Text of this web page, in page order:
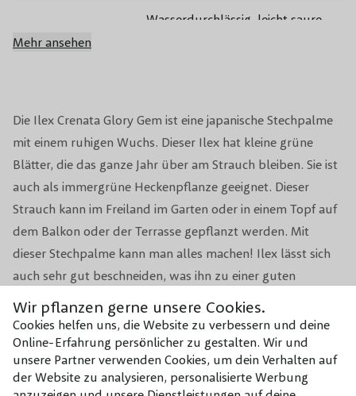
Wir pflanzen gerne unsere Cookies.
Cookies helfen uns, die Website zu verbessern und deine
Online-Erfahrung persönlicher zu gestalten. Wir und
unsere Partner verwenden Cookies, um dein Verhalten auf
der Website zu analysieren, personalisierte Werbung
Die Ilex Crenata Glory Gem ist eine japanische Stechpalme
mit einem ruhigen Wuchs. Dieser Ilex hat kleine grüne
Blätter, die das ganze Jahr über am Strauch bleiben. Sie ist
auch als immergrüne Heckenpflanze geeignet. Dieser
Strauch kann im Freiland im Garten oder in einem Topf auf
dem Balkon oder der Terrasse gepflanzt werden. Mit
dieser Stechpalme kann man alles machen! Ilex lässt sich
auch sehr gut beschneiden, was ihn zu einer guten
Alternative für Buxus macht. Der Glory Gem ist ein
kugelförmiger Strauch. Diese Form ist durch zweimaliges
Beschneiden pro Jahr leicht zu erhalten. Im Frühjahr
wachsen am Ilex kleine weiße Blüten, aus denen sich dann
kleine schwarze Beeren bilden. Diese Beeren sind nicht
Wasserdurchlässig, leicht saure
Winterhärte Gut
Blütenfarbe Weiß
Fruchttragend Ja
Biodiversität Beliebt bei Bienen und Vögeln
Anwendung Für große und kleine Gärten
Beschneidungsperiode
2x im Jahr: einmal im Juni und
einmal im August damit Ilex
blickdicht und gesund wirkt
Mehr ansehen